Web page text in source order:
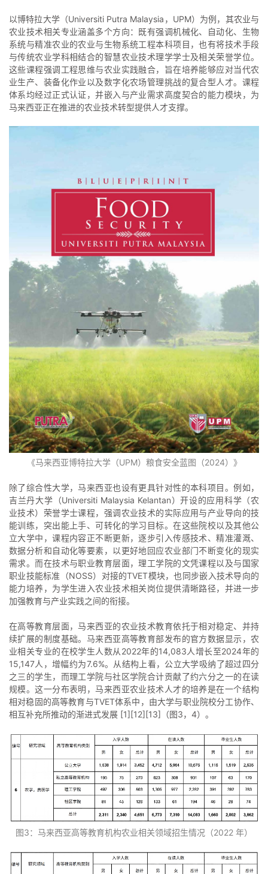
以博特拉大学（Universiti Putra Malaysia，UPM）为例，其农业与
农业技术相关专业涵盖多个方向：既有强调机械化、自动化、生物
系统与精准农业的农业与生物系统工程本科项目，也有将技术手段
与传统农业学科相结合的智慧农业技术理学学士及相关荣誉学位。
这些课程强调工程思维与农业实践融合，旨在培养能够应对当代农
业生产、装备化作业以及数字化农场管理挑战的复合型人才。课程
体系均经过正式认证，并嵌入与产业需求高度契合的能力模块，为
马来西亚正在推进的农业技术转型提供人才支撑。
《马来西亚博特拉大学（UPM）粮食安全蓝图（2024）》
除了综合性大学，马来西亚也设有更具针对性的本科项目。例如，
吉兰丹大学（Universiti Malaysia Kelantan）开设的应用科学（农
业技术）荣誉学士课程，强调农业技术的实际应用与产业导向的技
能训练，突出能上手、可转化的学习目标。在这些院校以及其他公
立大学中，课程内容正不断更新，逐步引入传感技术、精准灌溉、
数据分析和自动化等要素，以更好地回应农业部门不断变化的现实
需求。而在技术与职业教育层面，理工学院的文凭课程以及与国家
职业技能标准（NOSS）对接的TVET模块，也同步嵌入技术导向的
能力培养，为学生进入农业技术相关岗位提供清晰路径，并进一步
加强教育与产业实践之间的衔接。
在高等教育层面，马来西亚的农业技术教育依托于相对稳定、并持
续扩展的制度基础。马来西亚高等教育部发布的官方数据显示，农
业相关专业的在校学生人数从2022年的14,083人增长至2024年的
15,147人，增幅约为7.6%。从结构上看，公立大学吸纳了超过四分
之三的学生，而理工学院与社区学院合计贡献了约六分之一的在读
规模。这一分布表明，马来西亚农业技术人才的培养是在一个结构
相对稳固的高等教育与TVET体系中，由大学与职业院校分工协作、
相互补充所推动的渐进式发展 [1][12][13]（图3，4）。
图3：马来西亚高等教育机构农业相关领域招生情况（2022 年）